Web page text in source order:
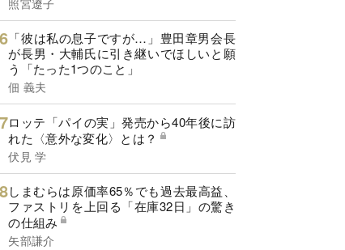
「彼は私の息子ですが…」豊田章男会長
が長男・大輔氏に引き継いでほしいと願
う「たった1つのこと」
佃 義夫
ロッテ「パイの実」発売から40年後に訪
れた〈意外な変化〉とは？
伏見 学
しまむらは原価率65％でも過去最高益、
ファストリを上回る「在庫32日」の驚き
の仕組み
矢部謙介